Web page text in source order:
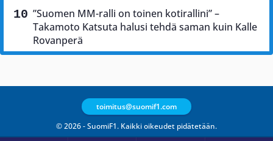
”Suomen MM-ralli on toinen kotirallini” –
Takamoto Katsuta halusi tehdä saman kuin Kalle
Rovanperä
© 2026 - SuomiF1. Kaikki oikeudet pidätetään.
toimitus@suomif1.com